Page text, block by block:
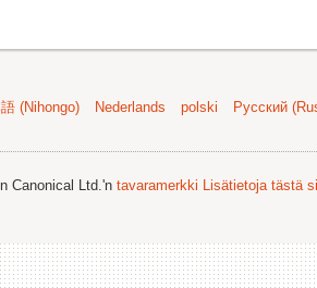
語 (Nihongo) Nederlands polski Русский
Canonical Ltd.'n tavaramerkki Lisätietoja tästä